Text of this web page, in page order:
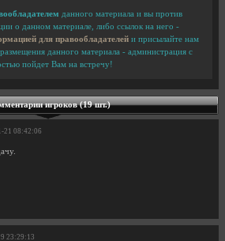
данного материала и вы против
о данном материале, либо ссылок на него -
для правообладателей и присылайте нам
данного материала - администрация с
пойдет Вам на встречу!
игроков (19 шт.)
21 08:42:06
23:29:13